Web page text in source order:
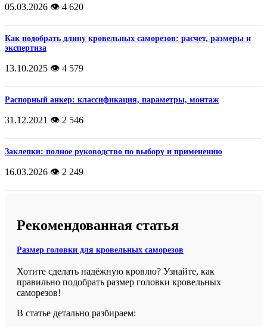
05.03.2026 👁️ 4 620
Как подобрать длину кровельных саморезов: расчет, размеры и
экспертиза
13.10.2025 👁️ 4 579
Распорный анкер: классификация, параметры, монтаж
31.12.2021 👁️ 2 546
Заклепки: полное руководство по выбору и применению
16.03.2026 👁️ 2 249
Рекомендованная статья
Размер головки для кровельных саморезов
Хотите сделать надёжную кровлю? Узнайте, как
правильно подобрать размер головки кровельных
саморезов!
В статье детально разбираем: